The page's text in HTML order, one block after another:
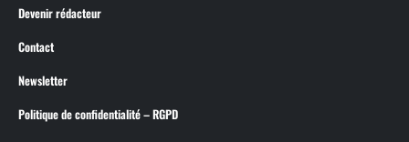
Devenir rédacteur
Contact
Newsletter
Politique de confidentialité – RGPD